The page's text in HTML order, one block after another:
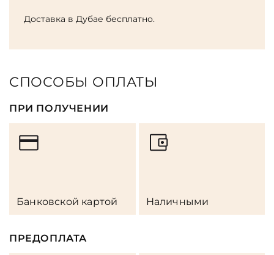
Доставка в Дубае бесплатно.
СПОСОБЫ ОПЛАТЫ
ПРИ ПОЛУЧЕНИИ
Банковской картой Наличными
ПРЕДОПЛАТА